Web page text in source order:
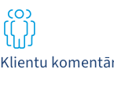
Klientu